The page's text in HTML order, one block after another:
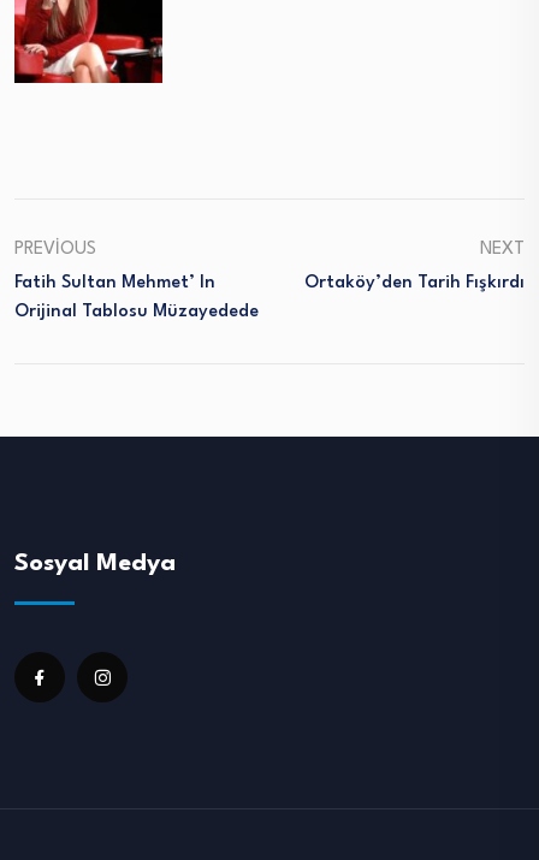
PREVIOUS
Fatih Sultan Mehmet’ In
Orijinal Tablosu Müzayedede
NEXT
Ortaköy’den Tarih Fışkırdı
Sosyal Medya